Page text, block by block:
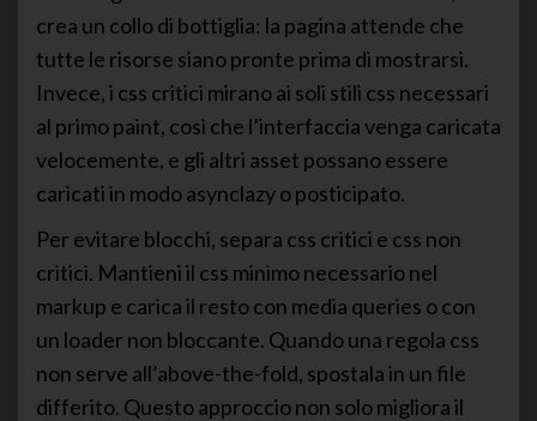
crea un collo di bottiglia: la pagina attende che
tutte le risorse siano pronte prima di mostrarsi.
Invece, i css critici mirano ai soli stili css necessari
al primo paint, così che l’interfaccia venga caricata
velocemente, e gli altri asset possano essere
caricati in modo asynclazy o posticipato.
Per evitare blocchi, separa css critici e css non
critici. Mantieni il css minimo necessario nel
markup e carica il resto con media queries o con
un loader non bloccante. Quando una regola css
non serve all’above-the-fold, spostala in un file
differito. Questo approccio non solo migliora il